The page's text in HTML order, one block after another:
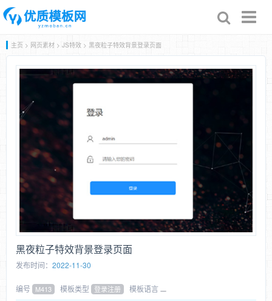
主页 > 网页素材 > JS特效 > 黑夜粒子特效背景登录页面
黑夜粒子特效背景登录页面
发布时间： 2022-11-30
编号 M413 模板类型 登录注册 模板语言